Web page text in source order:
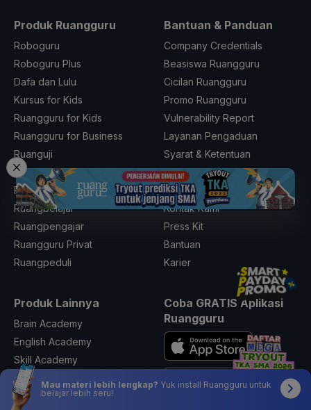
Produk Ruangguru
Roboguru
Roboguru Plus
Dafa dan Lulu
Kursus for Kids
Ruangguru for Kids
Ruangguru for Business
Ruanguji
Ruangbaca
Ruangkelas
Ruangbelajar
Ruangpengajar
Ruangguru Privat
Ruangpeduli
Bantuan & Panduan
Company Credentials
Beasiswa Ruangguru
Cicilan Ruangguru
Promo Ruangguru
Vulnerability Report
Layanan Pengaduan
Syarat & Ketentuan
Kebijakan Privasi
Tentang Kami
Kontak Kami
Press Kit
Bantuan
Karier
Produk Lainnya
Brain Academy
English Academy
Skill Academy
Ruangkerja
Schoters
Coba GRATIS Aplikasi
Ruangguru
Mau materi lebih lengkap? Yuk install Ruangguru untuk
belajar lebih seru!